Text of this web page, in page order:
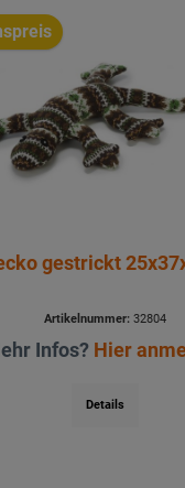
gestrickt
Artikelnummer:32804
Infos? Hier
Details